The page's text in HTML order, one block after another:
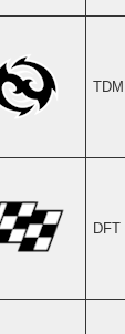
TDM
DFT